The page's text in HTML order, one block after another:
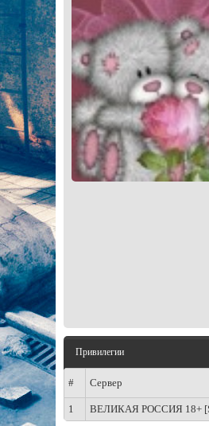
Привилегии
# Сервер
1 ВЕЛИКАЯ РОССИЯ 18+